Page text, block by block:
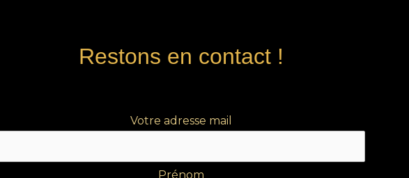
Restons en contact !
Votre adresse mail
Prénom